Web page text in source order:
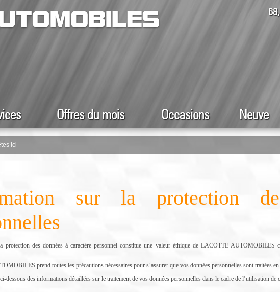
Offres du mois Occasions Neuve
ici
sur la protection
protection des données à caractère personnel constitue une valeur éthique de LACOTTE AUTOMOBILES
prend toutes les précautions nécessaires pour s’assurer que vos données personnelles sont traitées
dessous des informations détaillées sur le traitement de vos données personnelles dans le cadre de l’utilisation de